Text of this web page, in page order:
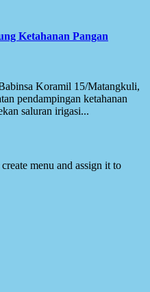
Ketahanan Pangan
Koramil 15/Matangkuli,
pendampingan ketahanan
saluran irigasi...
menu and assign it to